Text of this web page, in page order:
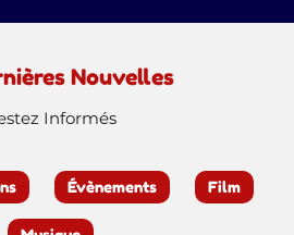
Nouvelles
Informés
Évènements Film